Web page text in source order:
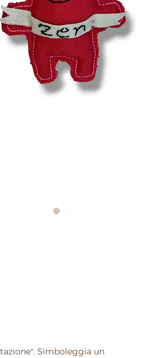
Simboleggia un